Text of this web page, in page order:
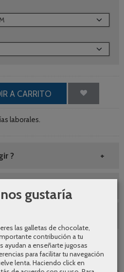
A CARRITO
laborales.
?
|Tags:| Comentarios
gustaría
las galletas de chocolate,
contribución a tu
ayudan a enseñarte jugosas
para facilitar tu navegación
lenta. Haciendo click en